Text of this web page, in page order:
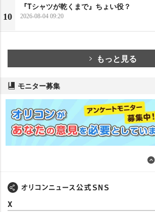
10
『Tシャツが乾くまで』ちょい役？
2026-08-04 09:20
もっと見る
モニター募集
X